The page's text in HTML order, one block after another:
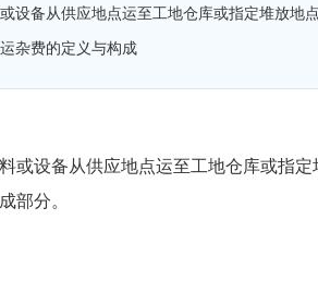
设备从供应地点运至工地仓库或指定堆放地
杂费的定义与构成
或设备从供应地点运至工地仓库或指
部分。